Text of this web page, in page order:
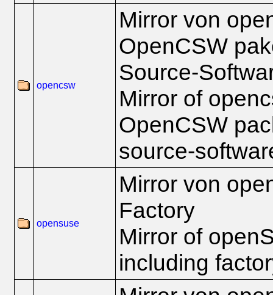
opencsw
Mirror von
OpenCSW
Source-
Mirror of
OpenCSW
source-
opensuse
Mirror von
Factory
Mirror of
including